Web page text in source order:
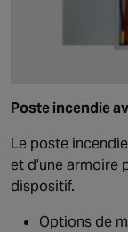
Poste incendie
Le poste
et d’une
dispositif.
Options de